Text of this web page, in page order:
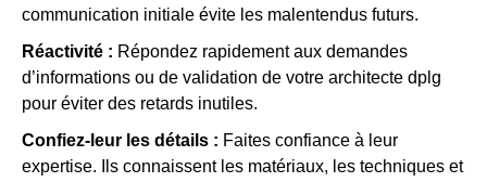
communication initiale évite les malentendus futurs.
Réactivité : Répondez rapidement aux demandes
d’informations ou de validation de votre architecte dplg
pour éviter des retards inutiles.
Confiez-leur les détails : Faites confiance à leur
expertise. Ils connaissent les matériaux, les techniques et